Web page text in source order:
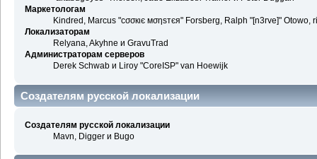
Маркетологам
Kindred, Marcus "cσσкιє мσηѕтєя" Forsberg, Ralph "[n3rve]" Otowo,
Локализаторам
Relyana, Akyhne и GravuTrad
Администраторам серверов
Derek Schwab и Liroy "CoreISP" van Hoewijk
Создателям русской локализации
Создателям русской локализации
Mavn, Digger и Bugo